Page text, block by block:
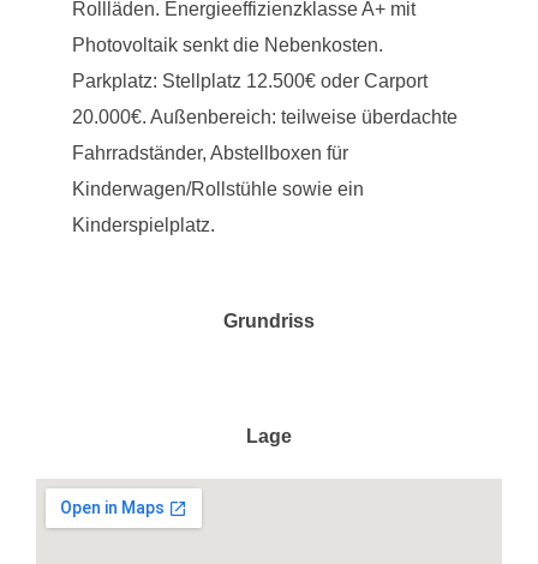
Rollläden. Energieeffizienzklasse A+ mit
Photovoltaik senkt die Nebenkosten.
Parkplatz: Stellplatz 12.500€ oder Carport
20.000€. Außenbereich: teilweise überdachte
Fahrradständer, Abstellboxen für
Kinderwagen/Rollstühle sowie ein
Kinderspielplatz.
Grundriss
Lage